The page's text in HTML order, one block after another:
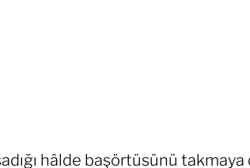
hâlde başörtüsünü takmaya